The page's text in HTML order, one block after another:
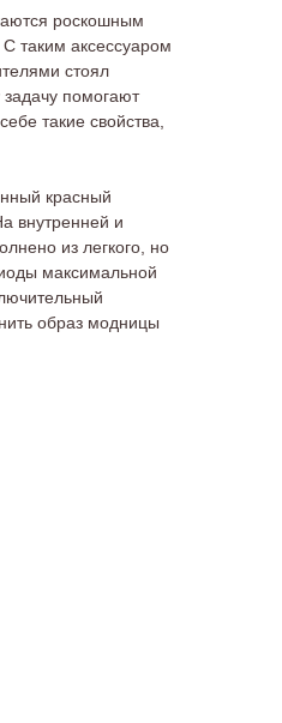
роскошным
таким аксессуаром
стоял
задачу помогают
такие свойства,
красный
внутренней и
из легкого, но
максимальной
образ модницы